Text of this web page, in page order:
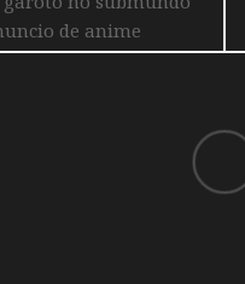
de anime